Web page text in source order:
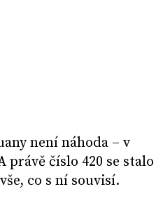
není náhoda – v
číslo 420 se stalo
co s ní souvisí.